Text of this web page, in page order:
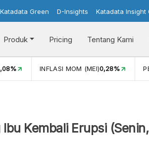
Katadata Green D-Insights Katadata Insight
Produk Pricing Tentang Kami
INFLASI MOM (MEI)0,28%
Kembali Erupsi